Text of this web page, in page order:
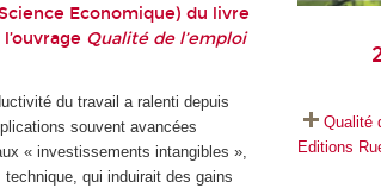
Economique) du livre
Qualité de l’emploi
du travail a ralenti depuis
souvent avancées
« investissements intangibles »,
technique, qui induirait des gains
Qualité
Editions